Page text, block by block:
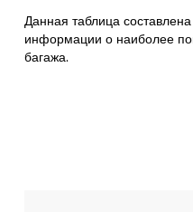
Данная таблица
информации о наиболее
багажа.